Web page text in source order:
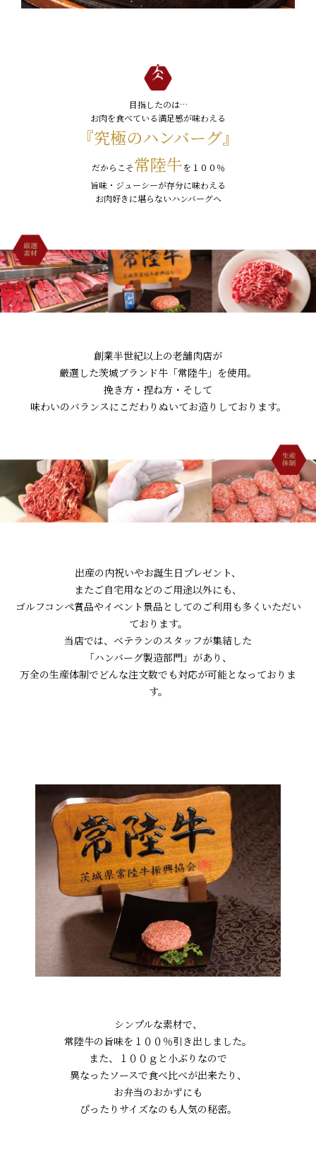
目指したのは…
お肉を食べている満足感が味わえる
『究極のハンバーグ』
だからこそ常陸牛を１００％
旨味・ジューシーが存分に味わえる
お肉好きに堪らないハンバーグへ
創業半世紀以上の老舗肉店が
厳選した茨城ブランド牛「常陸牛」を使用。
挽き方・捏ね方・そして
味わいのバランスにこだわりぬいてお造りしております。
出産の内祝いやお誕生日プレゼント、
またご自宅用などのご用途以外にも、
ゴルフコンペ賞品やイベント景品としてのご利用も多くいただい
ております。
当店では、ベテランのスタッフが集結した
「ハンバーグ製造部門」があり、
万全の生産体制でどんな注文数でも対応が可能となっておりま
す。
シンプルな素材で、
常陸牛の旨味を１００％引き出しました。
また、１００ｇと小ぶりなので
異なったソースで食べ比べが出来たり、
お弁当のおかずにも
ぴったりサイズなのも人気の秘密。